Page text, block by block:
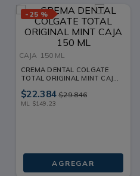
- 25 %
CAJA 150 ML
CREMA DENTAL COLGATE
TOTAL ORIGINAL MINT CAJA
$22.384 $29.846
ML $149,23
AGREGAR